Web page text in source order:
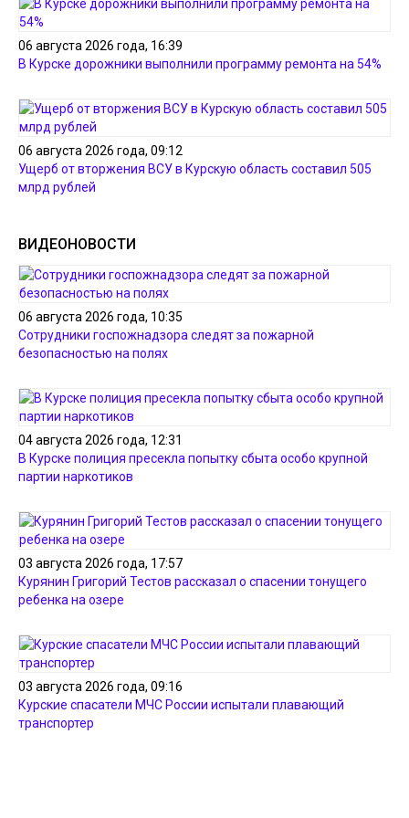
06 августа 2026 года, 16:39
В Курске дорожники выполнили программу ремонта на 54%
06 августа 2026 года, 09:12
Ущерб от вторжения ВСУ в Курскую область составил 505
млрд рублей
ВИДЕОНОВОСТИ
06 августа 2026 года, 10:35
Сотрудники госпожнадзора следят за пожарной
безопасностью на полях
04 августа 2026 года, 12:31
В Курске полиция пресекла попытку сбыта особо крупной
партии наркотиков
03 августа 2026 года, 17:57
Курянин Григорий Тестов рассказал о спасении тонущего
ребенка на озере
03 августа 2026 года, 09:16
Курские спасатели МЧС России испытали плавающий
транспортер